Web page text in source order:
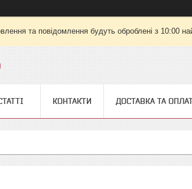
та повідомлення будуть оброблені з 10:00
КОНТАКТИ ДОСТАВКА ТА